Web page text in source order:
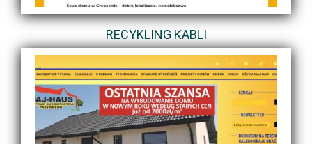
RECYKLING KABLI